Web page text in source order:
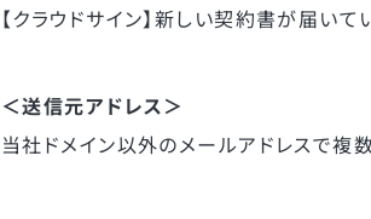
【クラウドサイン】新しい契約書が届いて
＜送信元アドレス＞
当社ドメイン以外のメールアドレスで複